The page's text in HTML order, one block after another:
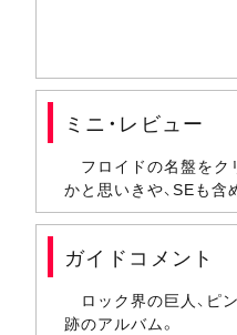
ミニ・レビュー
フロイドの名盤をク
かと思いきや、SEも
ガイドコメント
ロック界の巨人、ピ
跡のアルバム。